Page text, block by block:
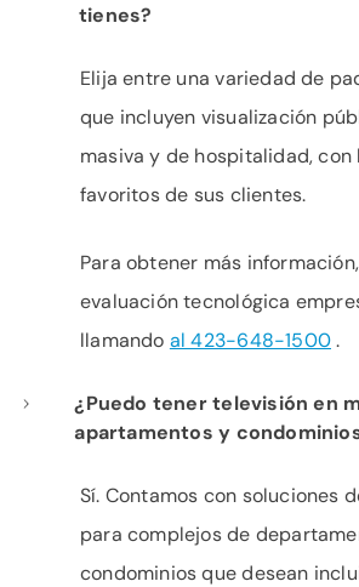
tienes?
Elija entre una variedad de
que incluyen visualización
masiva y de hospitalidad, con
favoritos de sus clientes.
Para obtener más
evaluación tecnológica
llamando al 423-648-1500.
¿Puedo tener televisión en
apartamentos y
Sí. Contamos con soluciones
para complejos de
condominios que desean